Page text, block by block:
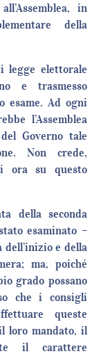
in
della
legge elettorale
e trasmesso
esame. Ad ogni
l’Assemblea
Governo tale
Non crede,
ora su questo
della seconda
esaminato –
dell’inizio e della
ma, poiché
grado possano
che i consigli
queste
loro mandato, il
il carattere